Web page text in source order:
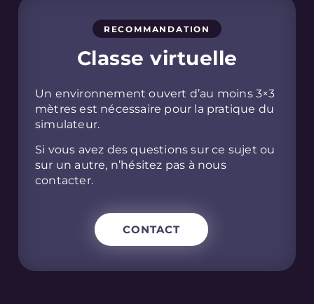
RECOMMANDATION
Classe virtuelle
Un environnement ouvert d’au moins 3×3
mètres est nécessaire pour la pratique du
simulateur.
Si vous avez des questions sur ce sujet ou
sur un autre, n’hésitez pas à nous
contacter.
CONTACT